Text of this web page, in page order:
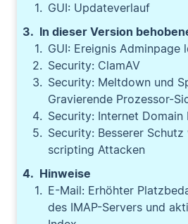
GUI: Updateverlauf
In dieser Version
GUI: Ereignis Adminpage
Security: ClamAV
Security: Meltdown und
Gravierende Prozessor-
Security: Internet Domain
Security: Besserer
scripting Attacken
Hinweise
E-Mail: Erhöhter
des IMAP-Servers und